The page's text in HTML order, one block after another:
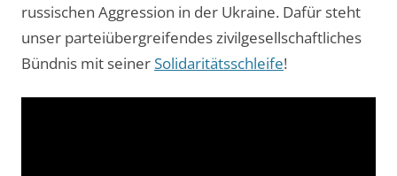
russischen Aggression in der Ukraine. Dafür steht
unser parteiübergreifendes zivilgesellschaftliches
Bündnis mit seinerSolidaritätsschleife!